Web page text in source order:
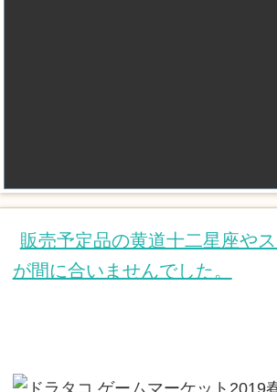
販売予定品の黄道十二星座や
が間に合いませんでした。